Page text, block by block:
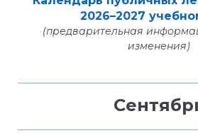
2026–2027
(предварительная
изменения)